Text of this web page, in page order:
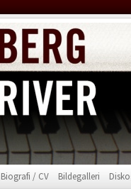
Biografi / CV Bildegalleri